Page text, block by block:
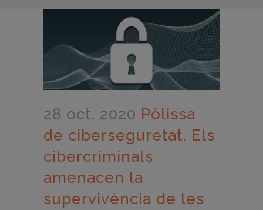
28 oct. 2020 Pòlissa
de ciberseguretat. Els
cibercriminals
amenacen la
supervivència de les